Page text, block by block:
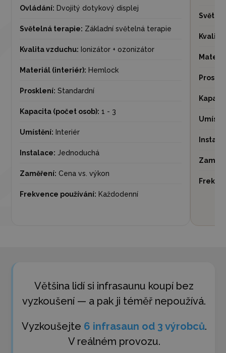
Ovládání: Dvojitý dotykový displej
Světelná terapie: Základní světelná terapie
Kvalita vzduchu: Ionizátor + ozonizátor
Materiál (interiér): Hemlock
Prosklení: Standardní
Kapacita (počet osob): 1 - 3
Umístění: Interiér
Instalace: Jednoduchá
Zaměření: Cena vs. výkon
Frekvence používání: Každodenní
Kvalita
Většina lidí si infrasaunu koupí bez
vyzkoušení — a pak ji téměř nepoužívá.
Vyzkoušejte 6 infrasaun od 3 výrobců.
V reálném provozu.